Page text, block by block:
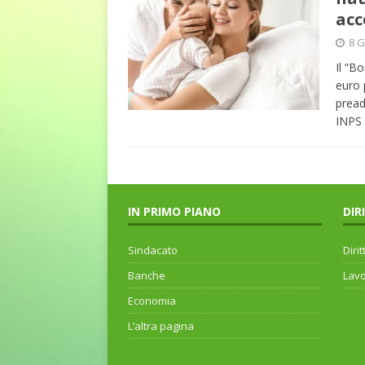
8
Il
euro
INPS
IN PRIMO PIANO
Sindacato
Banche
Economia
L’altra pagina